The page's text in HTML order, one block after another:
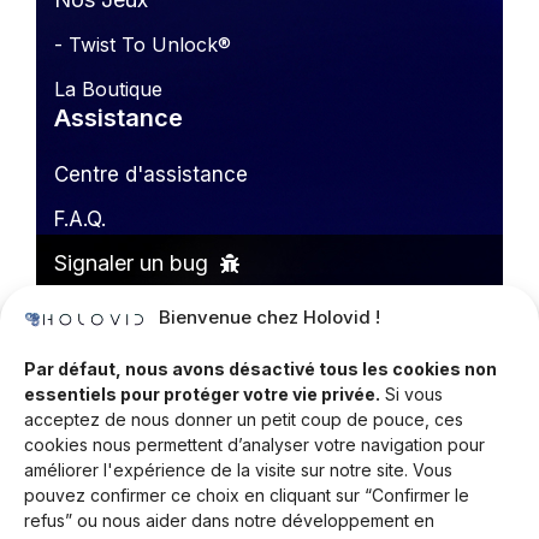
Bienvenue chez Holovid !
Par défaut, nous avons désactivé tous les cookies non
essentiels pour protéger votre vie privée. Si vous
acceptez de nous donner un petit coup de pouce, ces
cookies nous permettent d’analyser votre navigation pour
améliorer l'expérience de la visite sur notre site. Vous
pouvez confirmer ce choix en cliquant sur “Confirmer le
refus” ou nous aider dans notre développement en
- Twist To Unlock®
La Boutique
Assistance
Centre d'assistance
F.A.Q.
Signaler un bug
Donnez votre avis
Informations
Espace Presse
Copyrights & Licences
Livres Blancs